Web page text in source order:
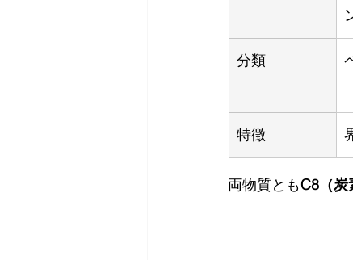
分類
特徴
両物質ともC8（炭